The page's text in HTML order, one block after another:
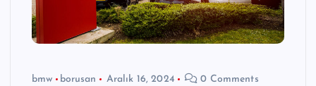
bmw borusan Aralık 16, 2024 0 Comments